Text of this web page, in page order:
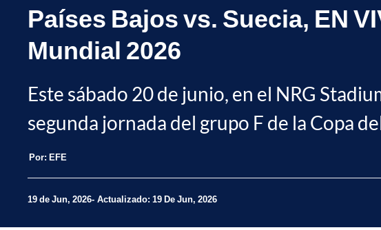
Países Bajos vs. Suecia, EN
Mundial 2026
Este sábado 20 de junio, en el NRG
segunda jornada del grupo F de la Copa
Por: EFE
19 de Jun, 2026 Actualizado: 19 De Jun, 2026